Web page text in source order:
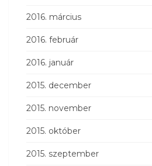
2016. március
2016. február
2016. január
2015. december
2015. november
2015. október
2015. szeptember